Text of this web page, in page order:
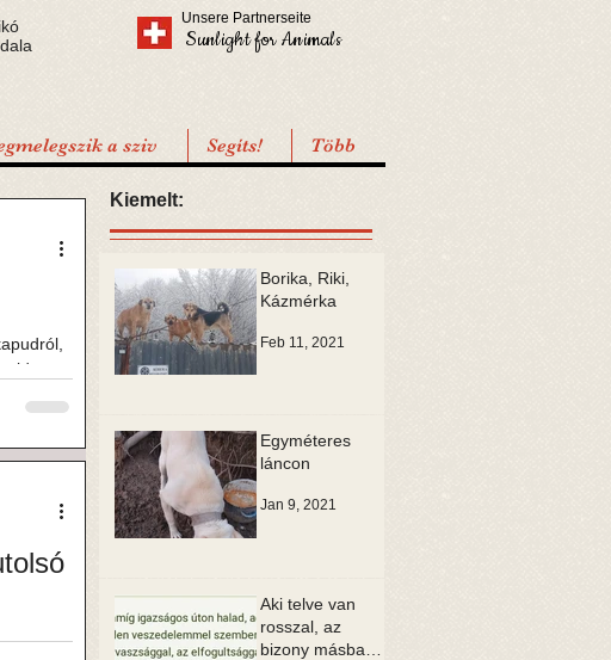
Unsere Partnerseite
Sunlight for Animals
a sziv Segíts! Több
már
Kiemelt:
Borika, Riki,
Kázmérka
Feb 11, 2021
Egyméteres
láncon
Jan 9, 2021
Aki telve van
rosszal, az
bizony másban